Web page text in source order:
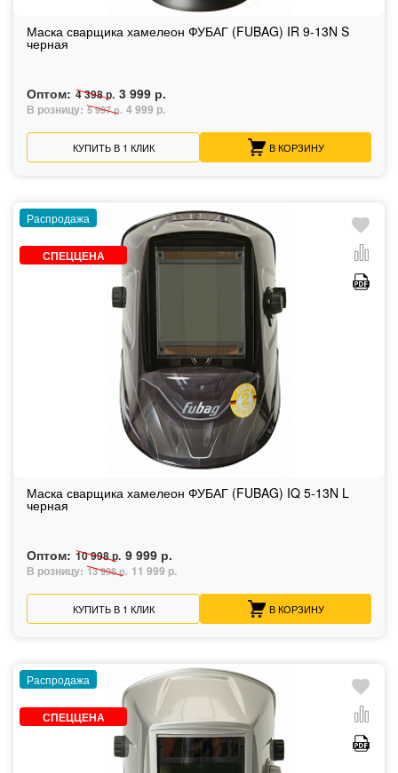
Маска сварщика хамелеон ФУБАГ (FUBAG) IR 9-13N S
черная
Оптом: 4 398 р. 3 999 р.
В розницу: 5 997 р. 4 999 р.
КУПИТЬ В 1 КЛИК В КОРЗИНУ
Распродажа
СПЕЦЦЕНА
Маска сварщика хамелеон ФУБАГ (FUBAG) IQ 5-13N L
черная
Оптом: 10 998 р. 9 999 р.
В розницу: 13 998 р. 11 999 р.
КУПИТЬ В 1 КЛИК В КОРЗИНУ
Распродажа
СПЕЦЦЕНА